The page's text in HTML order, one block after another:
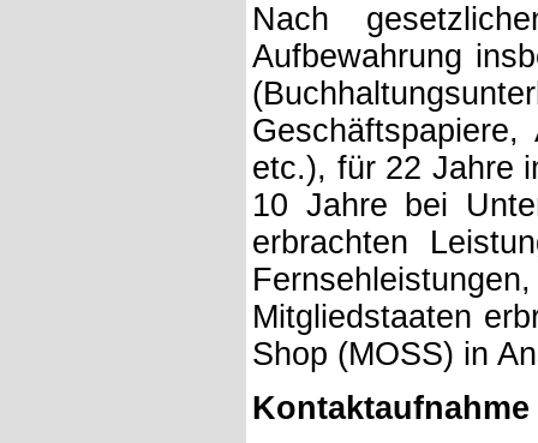
Nach
Aufbewahrung
etc.), für 22 Jahre
10 Jahre bei
erbrachten
Mitgliedstaaten
Shop (MOSS) in
Kontaktaufnahme